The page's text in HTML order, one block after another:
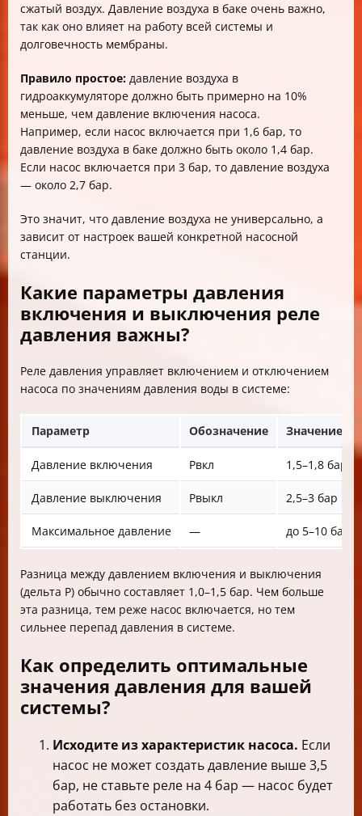
сжатый воздух. Давление воздуха в баке очень важно,
так как оно влияет на работу всей системы и
долговечность мембраны.
Правило простое: давление воздуха в
гидроаккумуляторе должно быть примерно на 10%
меньше, чем давление включения насоса.
Например, если насос включается при 1,6 бар, то
давление воздуха в баке должно быть около 1,4 бар.
Если насос включается при 3 бар, то давление воздуха
— около 2,7 бар.
Это значит, что давление воздуха не универсально, а
зависит от настроек вашей конкретной насосной
станции.
Какие параметры давления
включения и выключения реле
давления важны?
Реле давления управляет включением и отключением
насоса по значениям давления воды в системе:
Параметр Обозначение Значение
Давление включения Рвкл 1,5–1,8 бар
Давление выключения Рвыкл 2,5–3 бар
Максимальное давление — до 5–10 бар
Разница между давлением включения и выключения
(дельта Р) обычно составляет 1,0–1,5 бар. Чем больше
эта разница, тем реже насос включается, но тем
сильнее перепад давления в системе.
Как определить оптимальные
значения давления для вашей
системы?
Исходите из характеристик насоса. Если
насос не может создать давление выше 3,5
бар, не ставьте реле на 4 бар — насос будет
работать без остановки.